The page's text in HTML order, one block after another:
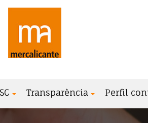
Transparència Perfil